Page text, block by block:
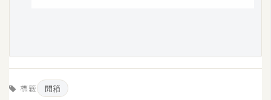
標籤 開箱